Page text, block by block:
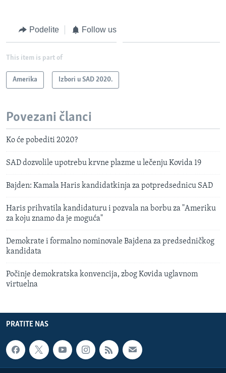
Podelite Follow us
This item is part of
Amerika Izbori u SAD 2020.
Povezani članci
Ko će pobediti 2020?
SAD dozvolile upotrebu krvne plazme u lečenju Kovida 19
Bajden: Kamala Haris kandidatkinja za potpredsednicu SAD
Haris prihvatila kandidaturu i pozvala na borbu za "Ameriku
za koju znamo da je moguća"
Demokrate i formalno nominovale Bajdena za predsedničkog
kandidata
Počinje demokratska konvencija, zbog Kovida uglavnom
virtuelna
PRATITE NAS